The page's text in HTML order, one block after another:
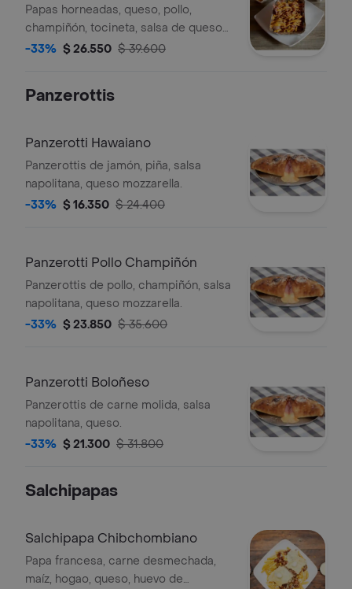
Horneadas
Papas horneadas, queso, pollo,
champiñón, tocineta, salsa de queso
cheddar.
-33% $ 26.550 $ 39.600
Panzerottis
Panzerotti Hawaiano
Panzerottis de jamón, piña, salsa
napolitana, queso mozzarella.
-33% $ 16.350 $ 24.400
Panzerotti Pollo Champiñón
Panzerottis de pollo, champiñón, salsa
napolitana, queso mozzarella.
-33% $ 23.850 $ 35.600
Panzerotti Boloñeso
Panzerottis de carne molida, salsa
napolitana, queso.
-33% $ 21.300 $ 31.800
Salchipapas
Salchipapa Chibchombiano
Papa francesa, carne desmechada,
maíz, hogao, queso, huevo de